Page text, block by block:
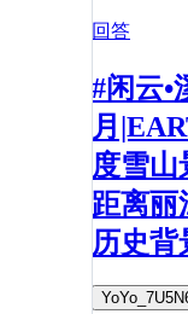
回答
#闲云•
月
度雪山
距离丽
历史背